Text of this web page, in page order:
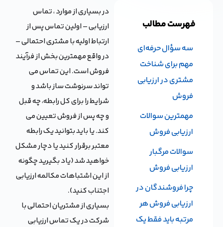
در بسیاری از موارد ، تماس
ارزیابی – اولین تماس پس از
ارتباط اولیه با مشتری احتمالی –
در واقع مهمترین بخش از فرآیند
فروش است. این تماس می
تواند سرنوشت ساز باشد و
شرایط را برای کل رابطه، چه قبل
و چه پس از فروش تعیین می
کند. یا باید بتوانید یک رابطه
معتبر برقرار کنید یا دچار مشکل
خواهید شد (یاد بگیرید چگونه
از این اشتباهات مکالمه ارزیابی
اجتناب کنید).
بسیاری از مشتریان احتمالی با
شرکت در یک تماس ارزیابی
فهرست مطالب
سه سؤال حرفه‌ای
مهم برای شناخت
مشتری در ارزیابی
فروش
مهمترین سوالات
ارزیابی فروش
سوالات مرگبار
ارزیابی فروش
چرا فروشندگان در
ارزیابی فروش هر
مرتبه باید فقط یک